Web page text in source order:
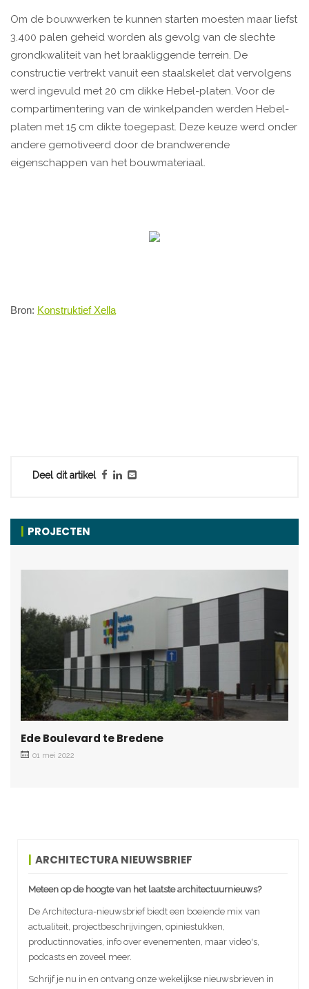
Om de bouwwerken te kunnen starten moesten maar liefst
3.400 palen geheid worden als gevolg van de slechte
grondkwaliteit van het braakliggende terrein. De
constructie vertrekt vanuit een staalskelet dat vervolgens
werd ingevuld met 20 cm dikke Hebel-platen. Voor de
compartimentering van de winkelpanden werden Hebel-
platen met 15 cm dikte toegepast. Deze keuze werd onder
andere gemotiveerd door de brandwerende
eigenschappen van het bouwmateriaal.
Bron: Konstruktief Xella
Deel dit artikel
PROJECTEN
Ede Boulevard te Bredene
01 mei 2022
ARCHITECTURA NIEUWSBRIEF
Meteen op de hoogte van het laatste architectuurnieuws?
De Architectura-nieuwsbrief biedt een boeiende mix van
actualiteit, projectbeschrijvingen, opiniestukken,
productinnovaties, info over evenementen, maar video's,
podcasts en zoveel meer.
Schrijf je nu in en ontvang onze wekelijkse nieuwsbrieven in